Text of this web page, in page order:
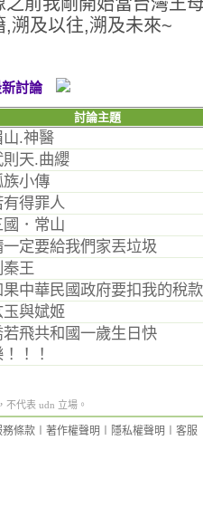
,溯及以往,溯及未來~
討論
討論主題
山.神醫
則天.曲纓
族小傳
有得罪人
國．常山
一定要給我們家丟垃圾
秦王
果中華民國政府要扣我的稅款
玉與娬姬
若飛共和國一歲生日快
！！
不代表 udn 立場。
務條款 著作權聲明 隱私權聲明 客服